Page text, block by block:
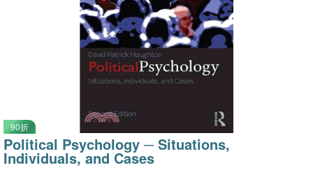
90折
Political Psychology ─ Situations,
Individuals, and Cases